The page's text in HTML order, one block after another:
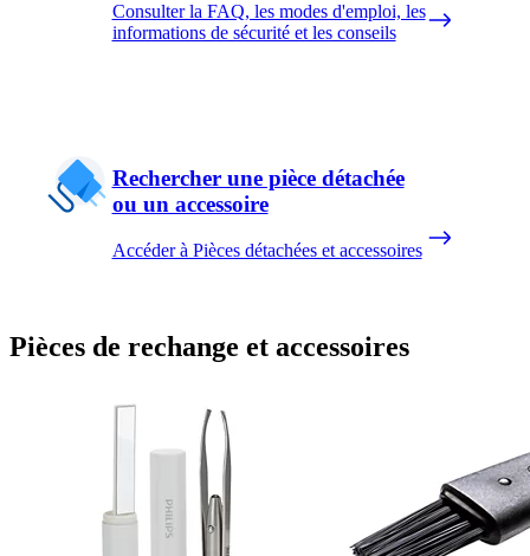
Consulter la FAQ, les modes d'emploi, les
informations de sécurité et les conseils
Rechercher une pièce détachée
ou un accessoire
Accéder à Pièces détachées et accessoires
Pièces de rechange et accessoires